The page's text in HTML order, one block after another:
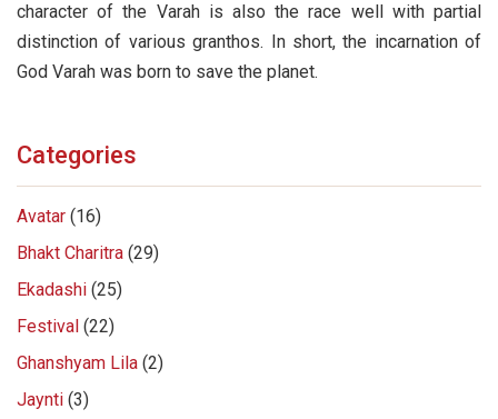
character of the Varah is also the race well with partial
distinction of various granthos. In short, the incarnation of
God Varah was born to save the planet.
Categories
Avatar (16)
Bhakt Charitra (29)
Ekadashi (25)
Festival (22)
Ghanshyam Lila (2)
Jaynti (3)